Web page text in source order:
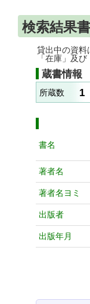
検索結果
貸出中の資料
「在庫」及
蔵書情報
所蔵数 1
書名
著者名
著者名ヨミ
出版者
出版年月